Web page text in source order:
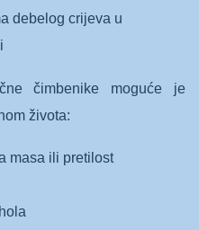
debelog crijeva u
čimbenike moguće je
života:
masa ili pretilost